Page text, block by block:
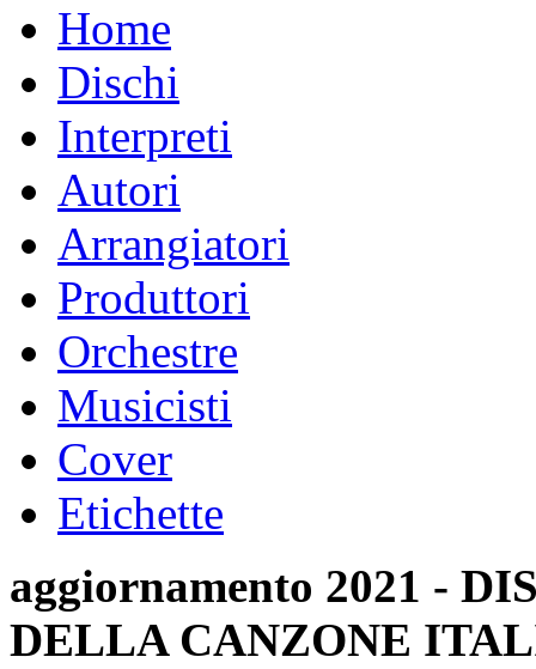
Home
Dischi
Interpreti
Autori
Arrangiatori
Produttori
Orchestre
Musicisti
Cover
Etichette
aggiornamento 2021 -
DELLA CANZONE